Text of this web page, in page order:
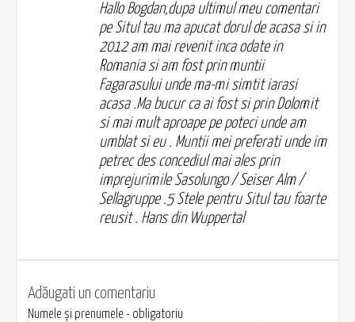
Hallo Bogdan,dupa ultimul meu comentari
pe Situl tau ma apucat dorul de acasa si in
2012 am mai revenit inca odate in
Romania si am fost prin muntii
Fagarasului unde ma-mi simtit iarasi
acasa .Ma bucur ca ai fost si prin Dolomit
si mai mult aproape pe poteci unde am
umblat si eu . Muntii mei preferati unde im
petrec des concediul mai ales prin
imprejurimile Sasolungo / Seiser Alm /
Sellagruppe .5 Stele pentru Situl tau foarte
reusit . Hans din Wuppertal
Adăugati un comentariu
Numele și prenumele - obligatoriu